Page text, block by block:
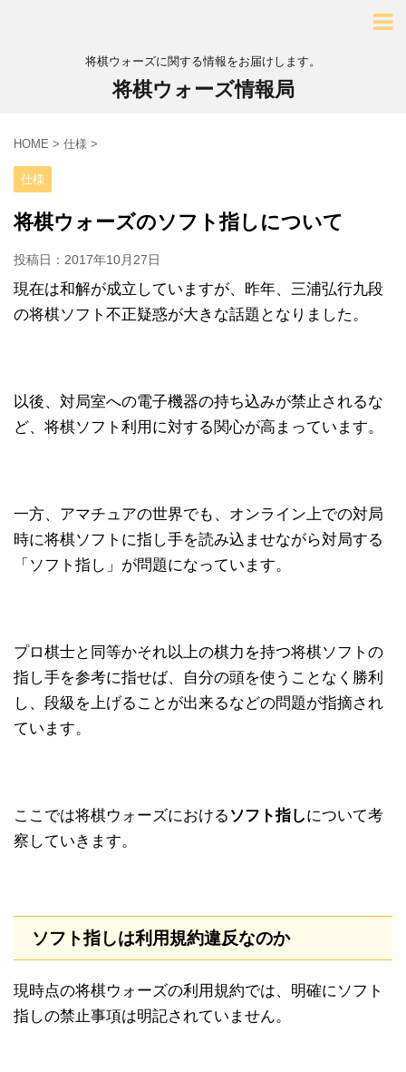
将棋ウォーズに関する情報をお届けします。
将棋ウォーズ情報局
HOME > 仕様 >
仕様
将棋ウォーズのソフト指しについて
投稿日： 2017年10月27日
現在は和解が成立していますが、昨年、三浦弘行九段
の将棋ソフト不正疑惑が大きな話題となりました。
以後、対局室への電子機器の持ち込みが禁止されるな
ど、将棋ソフト利用に対する関心が高まっています。
一方、アマチュアの世界でも、オンライン上での対局
時に将棋ソフトに指し手を読み込ませながら対局する
「ソフト指し」が問題になっています。
プロ棋士と同等かそれ以上の棋力を持つ将棋ソフトの
指し手を参考に指せば、自分の頭を使うことなく勝利
し、段級を上げることが出来るなどの問題が指摘され
ています。
ここでは将棋ウォーズにおける ソフト指しについて考
察していきます。
ソフト指しは利用規約違反なのか
現時点の将棋ウォーズの利用規約では、明確にソフト
指しの禁止事項は明記されていません。